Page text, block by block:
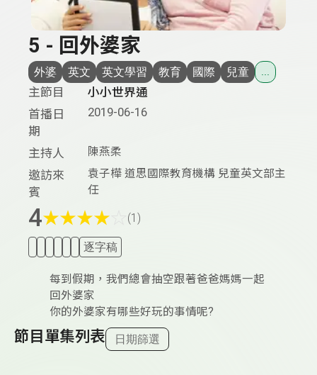
5 - 回外婆家
外婆 英文 英文學習 教育 國際 兒童 ...
主節目
小小世界通
首播日
期
2019-06-16
主持人 陳燕柔
邀訪來
賓
袁子樺 道思國際教育機構 兒童英文部主
任
4★★★★ (1)
逐字稿
每到假期，我們總會抽空跟著爸爸媽媽一起
回外婆家
你的外婆家有哪些好玩的事情呢?
節目單集列表 日期篩選